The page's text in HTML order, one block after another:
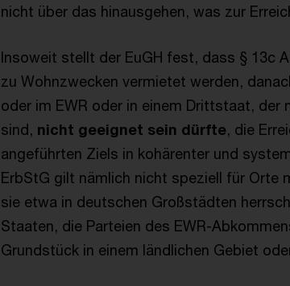
nicht über das hinausgehen, was zur
Insoweit stellt der EuGH fest, dass § 13c
zu Wohnzwecken vermietet werden,
oder im EWR oder in einem Drittstaat,
sind, nicht geeignet sein dürfte, die
angeführten Ziels in kohärenter und
ErbStG gilt nämlich nicht speziell für Orte
sie etwa in deutschen Großstädten
Staaten, die Parteien des EWR-
Grundstück in einem ländlichen Gebiet